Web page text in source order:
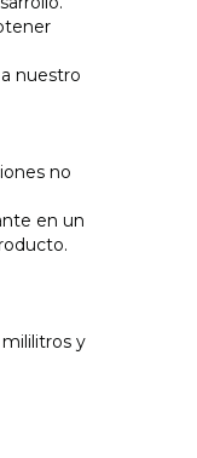
nuestro
no
en un
y